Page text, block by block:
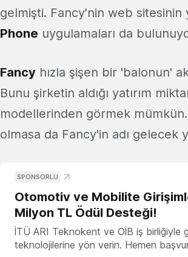
gelmişti. Fancy'nin web sitesinin
Phone uygulamaları da
Fancy hızla şişen bir 'balonun'
Bunu şirketin aldığı yatırım
modellerinden görmek
olmasa da Fancy'in adı gelecek
SPONSORLU
Otomotiv ve Mobilite
Milyon TL Ödül Desteği!
İTÜ ARI Teknokent ve OİB iş birliğiyle
teknolojilerine yön verin. Hemen